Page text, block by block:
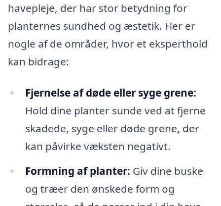
havepleje, der har stor betydning for
planternes sundhed og æstetik. Her er
nogle af de områder, hvor et eksperthold
kan bidrage:
Fjernelse af døde eller syge grene:
Hold dine planter sunde ved at fjerne
skadede, syge eller døde grene, der
kan påvirke væksten negativt.
Formning af planter: Giv dine buske
og træer den ønskede form og